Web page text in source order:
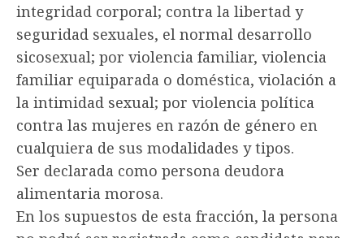
integridad corporal; contra la libertad y
seguridad sexuales, el normal desarrollo
sicosexual; por violencia familiar, violencia
familiar equiparada o doméstica, violación a
la intimidad sexual; por violencia política
contra las mujeres en razón de género en
cualquiera de sus modalidades y tipos.
Ser declarada como persona deudora
alimentaria morosa.
En los supuestos de esta fracción, la persona